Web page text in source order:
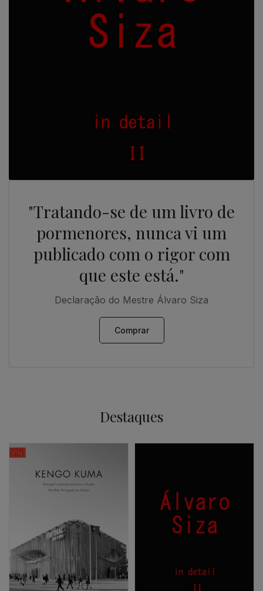
"Tratando-se de um livro de
pormenores, nunca vi um
publicado com o rigor com
que este está."
Declaração do Mestre Álvaro Siza
Comprar
Destaques